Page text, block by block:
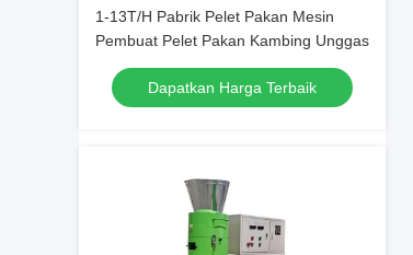
1-13T/H Pabrik Pelet Pakan Mesin
Pembuat Pelet Pakan Kambing Unggas
Dapatkan Harga Terbaik